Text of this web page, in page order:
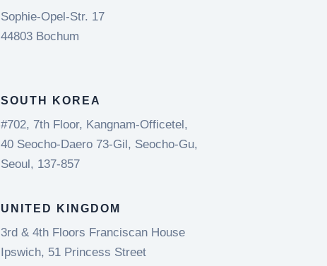
Sophie-Opel-Str. 17
44803 Bochum
SOUTH KOREA
#702, 7th Floor, Kangnam-Officetel,
40 Seocho-Daero 73-Gil, Seocho-Gu,
Seoul, 137-857
UNITED KINGDOM
3rd & 4th Floors Franciscan House
Ipswich, 51 Princess Street